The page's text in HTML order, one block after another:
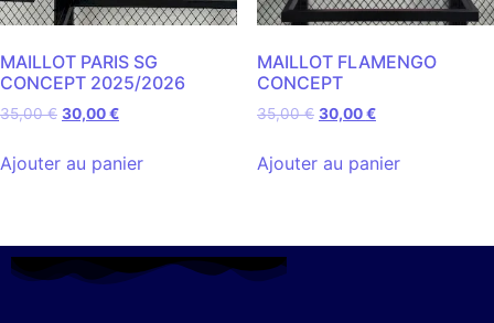
MAILLOT PARIS SG
CONCEPT 2025/2026
35,00€ 30,00€
Ajouter au panier
MAILLOT FLAMENGO
CONCEPT
35,00€ 30,00€
Ajouter au panier